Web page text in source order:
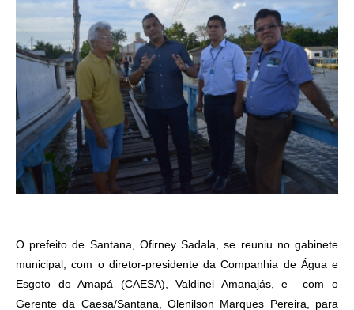
O prefeito de Santana, Ofirney Sadala, se reuniu no gabinete
municipal, com o diretor-presidente da Companhia de Água e
Esgoto do Amapá (CAESA), Valdinei Amanajás, e com o
Gerente da Caesa/Santana, Olenilson Marques Pereira, para